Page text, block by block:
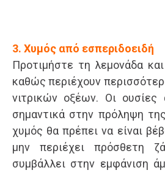
3. Χυμός από εσπεριδοειδή
Προτιμήστε τη λεμονάδα
καθώς περιέχουν
νιτρικών οξέων. Οι ουσίες
σημαντικά στην πρόληψη
χυμός θα πρέπει να είναι
μην περιέχει πρόσθετη
συμβάλλει στην εμφάνιση